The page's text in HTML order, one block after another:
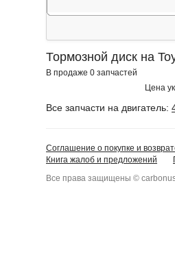
Тормозной диск на
В продаже 0 запчастей
Цена
Все запчасти на двигатель:
Соглашение о покупке и
Книга жалоб и предложений
Все права защищены ©